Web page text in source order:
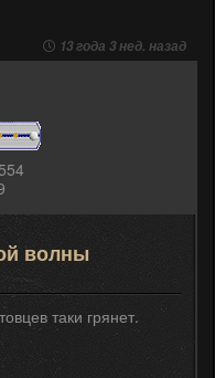
13 года 3 нед. назад
волны
таки грянет.